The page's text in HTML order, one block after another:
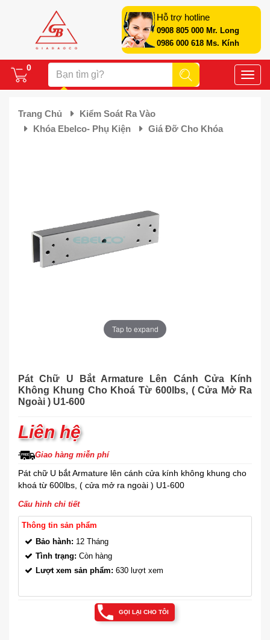
Hỗ trợ hotline
0908 805 000 Mr. Long
0986 000 618 Ms. Kính
Toggle
0
Trang Chủ
Kiểm Soát Ra Vào
Khóa Ebelco- Phụ Kiện
Giá Đỡ Cho Khóa
Tap to expand
Pát Chữ U Bắt Armature Lên Cánh Cửa Kính
Không Khung Cho Khoá Từ 600lbs, ( Cửa Mở Ra
Ngoài ) U1-600
Liên hệ
Giao hàng miễn phí
Pát chữ U bắt Armature lên cánh cửa kính không khung cho
khoá từ 600lbs, ( cửa mở ra ngoài ) U1-600
Cấu hình chi tiết
Thông tin sản phẩm
Bảo hành: 12 Tháng
Tình trạng: Còn hàng
Lượt xem sản phẩm: 630 lượt xem
GỌI LẠI CHO TÔI